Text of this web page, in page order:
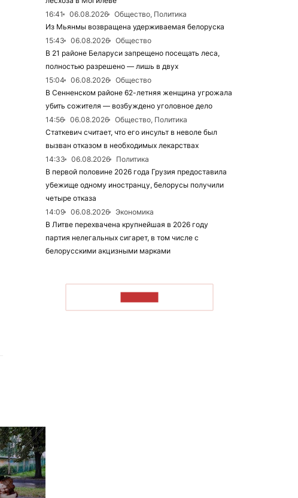
16:41
06.08.2026
Общество, Политика
Из Мьянмы возвращена удерживаемая белоруска
15:43
06.08.2026
Общество
В 21 районе Беларуси запрещено посещать леса,
полностью разрешено — лишь в двух
15:04
06.08.2026
Общество
В Сенненском районе 62-летняя женщина угрожала
убить сожителя — возбуждено уголовное дело
14:56
06.08.2026
Общество, Политика
Статкевич считает, что его инсульт в неволе был
вызван отказом в необходимых лекарствах
14:33
06.08.2026
Политика
В первой половине 2026 года Грузия предоставила
убежище одному иностранцу, белорусы получили
четыре отказа
14:09
06.08.2026
Экономика
В Литве перехвачена крупнейшая в 2026 году
партия нелегальных сигарет, в том числе с
белорусскими акцизными марками